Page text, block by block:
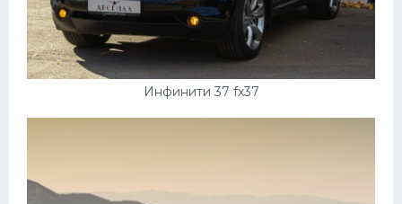
Инфинити 37 fx37